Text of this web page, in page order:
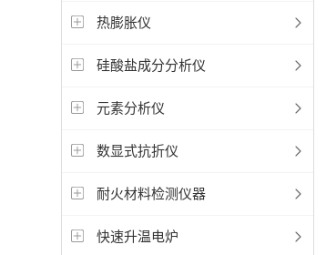
热膨胀仪
硅酸盐成分分析仪
元素分析仪
数显式抗折仪
耐火材料检测仪器
快速升温电炉